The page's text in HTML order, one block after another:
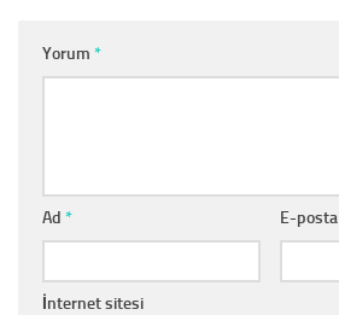
Yorum *
Ad * E-posta
İnternet sitesi